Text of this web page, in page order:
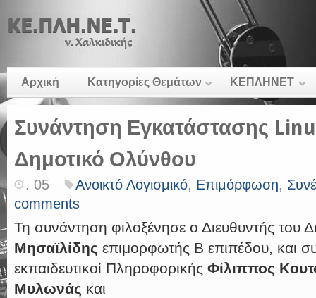
Αρχική Κατηγορίες Θεμάτων ΚΕΠΛΗΝΕΤ
Συνάντηση Εγκατάστασης
Δημοτικό Ολύνθου
. 05 Ανοικτό Λογισμικό, Επιμόρφωση,
comments
Τη συνάντηση φιλοξένησε ο Διευθυντής του
Μησαϊλίδης επιμορφωτής Β επιπέδου, και
εκπαιδευτικοί Πληροφορικής Φίλιππος
Μυλωνάς και